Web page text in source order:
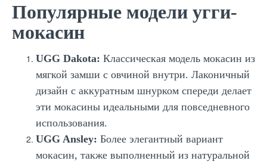
Популярные модели угги-
мокасин
UGG Dakota: Классическая модель мокасин из
мягкой замши с овчиной внутри. Лаконичный
дизайн с аккуратным шнурком спереди делает
эти мокасины идеальными для повседневного
использования.
UGG Ansley: Более элегантный вариант
мокасин, также выполненный из натуральной